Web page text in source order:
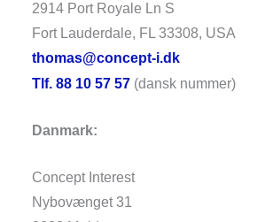
2914 Port Royale Ln S
Fort Lauderdale, FL 33308, USA
thomas@concept-i.dk
Tlf. 88 10 57 57 (dansk nummer)
Danmark:
Concept Interest
Nybovænget 31